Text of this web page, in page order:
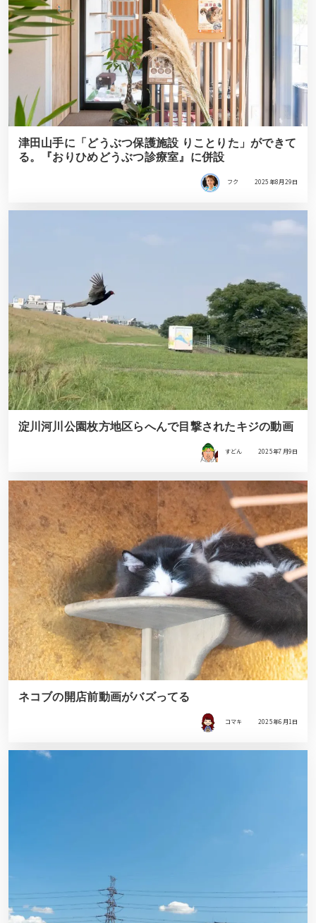
津田山手に「どうぶつ保護施設 りことりた」ができて
る。『おりひめどうぶつ診療室』に併設
フク 2025年8月29日
淀川河川公園枚方地区らへんで目撃されたキジの動画
すどん 2025年7月9日
ネコブの開店前動画がバズってる
コマキ 2025年6月1日